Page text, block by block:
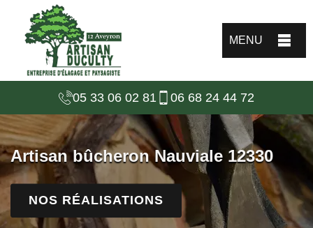
MENU
05 33 06 02 81 06 68 24 44 72
Artisan bûcheron Nauviale 12330
NOS RÉALISATIONS